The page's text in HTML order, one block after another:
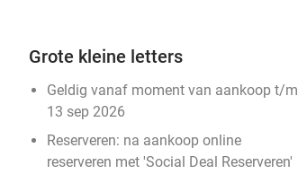
Grote kleine letters
Geldig vanaf moment van aankoop t/m
13 sep 2026
Reserveren: na aankoop online
reserveren met 'Social Deal Reserveren'